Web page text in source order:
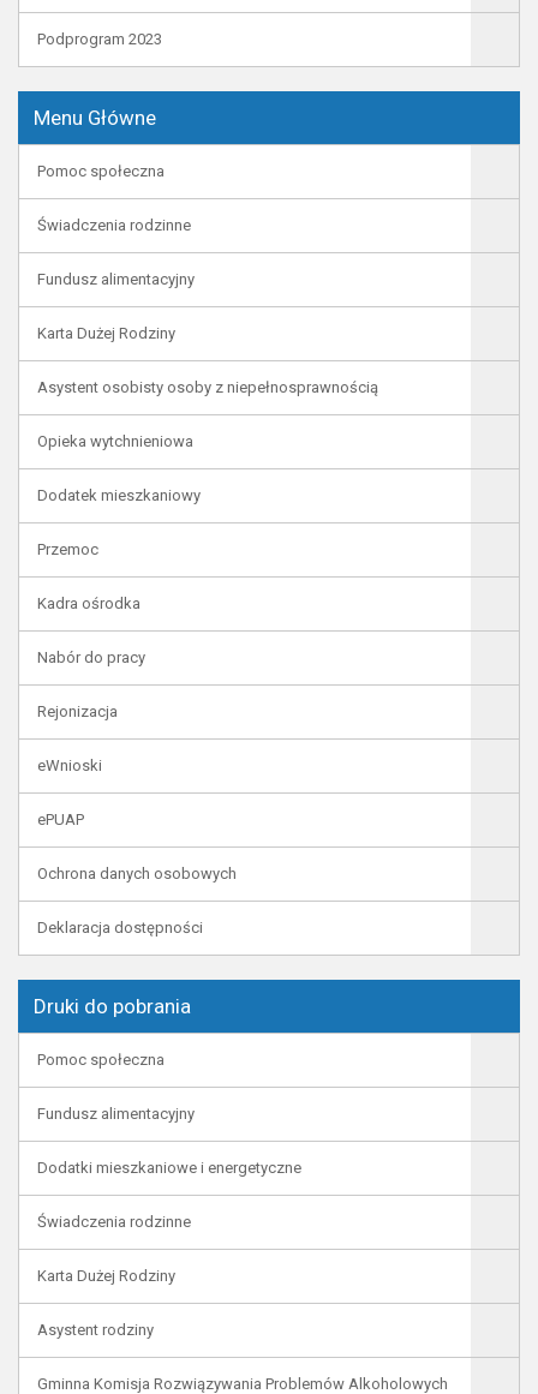
Podprogram 2023
Menu Główne
Pomoc społeczna
Świadczenia rodzinne
Fundusz alimentacyjny
Karta Dużej Rodziny
Asystent osobisty osoby z niepełnosprawnością
Opieka wytchnieniowa
Dodatek mieszkaniowy
Przemoc
Kadra ośrodka
Nabór do pracy
Rejonizacja
eWnioski
ePUAP
Ochrona danych osobowych
Deklaracja dostępności
Druki do pobrania
Pomoc społeczna
Fundusz alimentacyjny
Dodatki mieszkaniowe i energetyczne
Świadczenia rodzinne
Karta Dużej Rodziny
Asystent rodziny
Gminna Komisja Rozwiązywania Problemów Alkoholowych